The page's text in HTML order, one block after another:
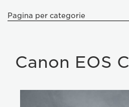
Pagina per categorie
Canon EOS